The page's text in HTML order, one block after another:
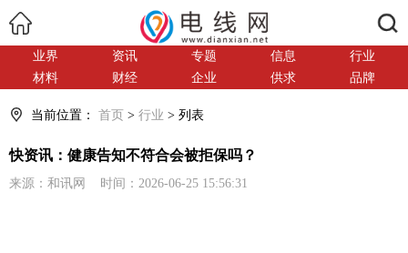
业界 资讯 专题 信息
行业
材料
财经 企业 供求 品牌
当前位置： 首页 > 行业 > 列表
快资讯：健康告知不符合会被拒保吗？
来源：和讯网 时间：2026-06-25 15:56:31